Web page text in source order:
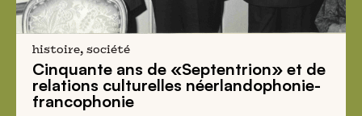
histoire, société
Cinquante ans de «Septentrion» et de
relations culturelles néerlandophonie-
francophonie